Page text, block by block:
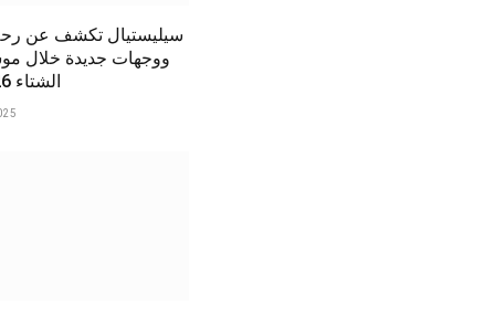
سيليستيال تكشف عن
ووجهات جديدة خلال
الشتاء 2025/2026